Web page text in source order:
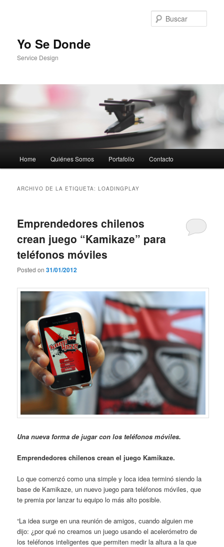
Yo Se Donde
Service Design
Ir al contenido principal
Ir al contenido secundario
Home Quiénes Somos Portafolio Contacto
ARCHIVO DE LA ETIQUETA:LOADINGPLAY
Emprendedores chilenos
crean juego “Kamikaze” para
teléfonos móviles
Posted on31/01/2012
Una nueva forma de jugar con los teléfonos móviles.
Emprendedores chilenos crean el juego Kamikaze.
Lo que comenzó como una simple y loca idea terminó siendo la
base de Kamikaze, un nuevo juego para teléfonos móviles, que
te premia por lanzar tu equipo lo más alto posible.
“La idea surge en una reunión de amigos, cuando alguien me
dijo: ¿por qué no creamos un juego usando el acelerómetro de
los teléfonos inteligentes que permiten medir la altura a la que